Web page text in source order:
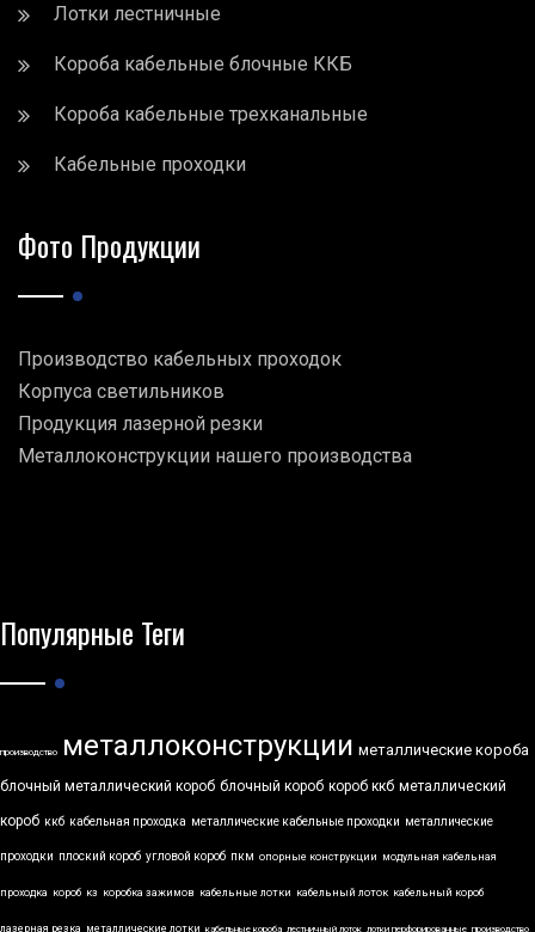
Лотки лестничные
Короба кабельные блочные ККБ
Короба кабельные трехканальные
Кабельные проходки
Фото Продукции
Производство кабельных проходок
Корпуса светильников
Продукция лазерной резки
Металлоконструкции нашего производства
Популярные Теги
производство металлоконструкции металлические короба
блочный металлический короб блочный короб короб ккб металлический
короб ккб кабельная проходка металлические кабельные проходки металлические
проходки плоский короб угловой короб пкм опорные конструкции модульная кабельная
проходка короб кз коробка зажимов кабельные лотки кабельный лоток кабельный короб
лазерная резка металлические лотки кабельные короба лестничный лоток лотки перфорированные производство